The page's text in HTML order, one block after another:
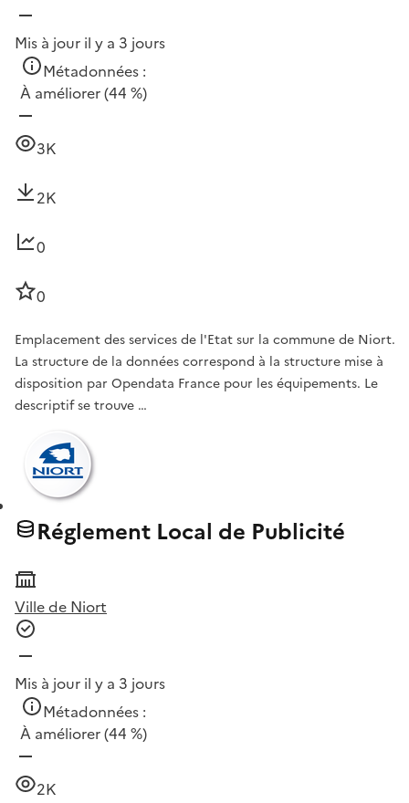
Mis à jour il y a 3 jours
Métadonnées :
À améliorer(44 %)
3K
2K
0
0
Emplacement des services de l'Etat sur la commune de Niort.
La structure de la données correspond à la structure mise à
disposition par Opendata France pour les équipements. Le
descriptif se trouve …
Réglement Local de Publicité
Ville de Niort
Mis à jour il y a 3 jours
Métadonnées :
À améliorer(44 %)
2K